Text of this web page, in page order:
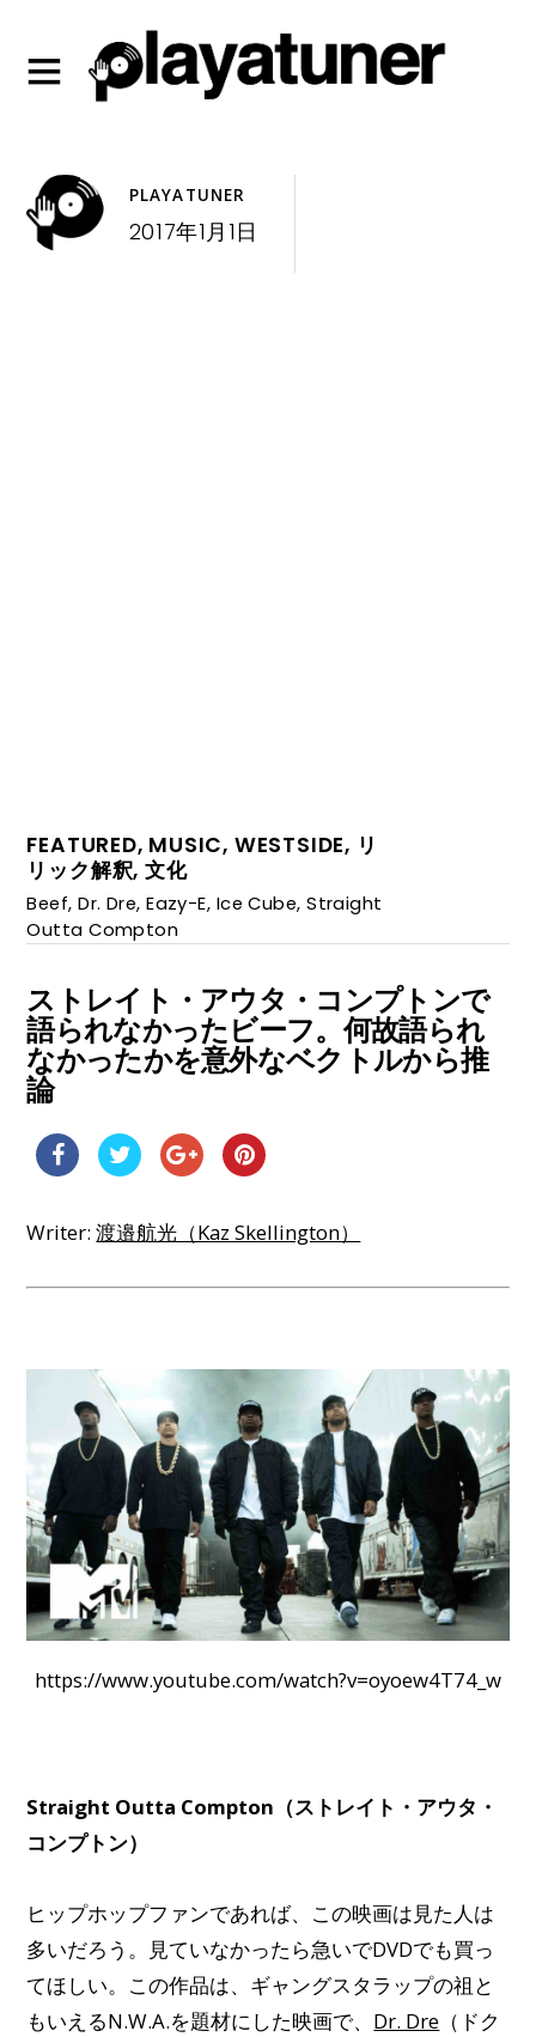
PLAYATUNER
2017年1月1日
FEATURED, MUSIC, WESTSIDE, リ
リック解釈, 文化
Beef,Dr. Dre,Eazy-E, Ice Cube,Straight
Outta Compton
ストレイト・アウタ・コンプトンで
語られなかったビーフ。何故語られ
なかったかを意外なベクトルから推
論
Writer:渡邉航光（Kaz Skellington）
https://www.youtube.com/watch?v=oyoew4T74_w
Straight Outta Compton（ストレイト・アウタ・
コンプトン）
ヒップホップファンであれば、この映画は見た人は
多いだろう。見ていなかったら急いでDVDでも買っ
てほしい。この作品は、ギャングスタラップの祖と
もいえるN.W.A.を題材にした映画で、 Dr. Dre （ドク